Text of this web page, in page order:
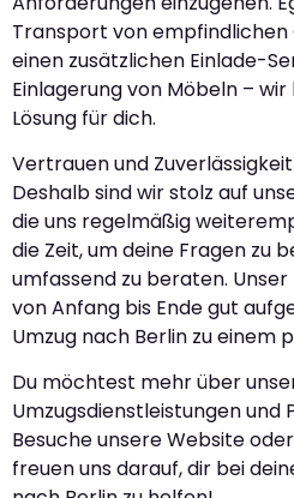
Transport von
einen zusätzlichen Einlade-
Einlagerung von Möbeln –
Lösung für dich.
Vertrauen und
Deshalb sind wir stolz auf
die uns regelmäßig
die Zeit, um deine Fragen zu
umfassend zu beraten. Unser
von Anfang bis Ende gut
Umzug nach Berlin zu einem
Du möchtest mehr über
Umzugsdienstleistungen und
Besuche unsere Website
freuen uns darauf, dir bei